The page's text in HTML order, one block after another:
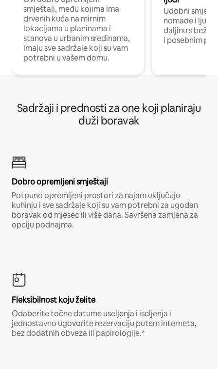
smještaji, među kojima ima
drvenih kuća na mirnim
lokacijama u planinama i
stanova u urbanim sredinama,
imaju sve sadržaje koji su vam
potrebni u vašem domu.
Udobni
nomade i ljude
daljinu s
i posebnim
Sadržaji i prednosti za one koji planiraju
duži boravak
Dobro opremljeni smještaji
Potpuno opremljeni prostori za najam uključuju
kuhinju i sve sadržaje koji su vam potrebni za ugodan
boravak od mjesec ili više dana. Savršena zamjena za
opciju podnajma.
Fleksibilnost koju želite
Odaberite točne datume useljenja i iseljenja i
jednostavno ugovorite rezervaciju putem interneta,
bez dodatnih obveza ili papirologije.*